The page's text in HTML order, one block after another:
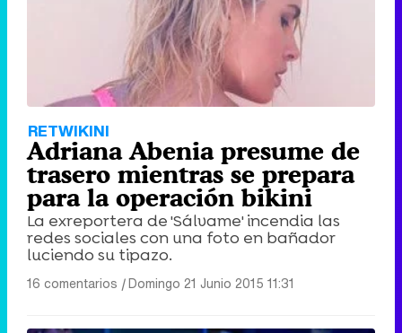
RETWIKINI
Adriana Abenia presume de
trasero mientras se prepara
para la operación bikini
La exreportera de 'Sálvame' incendia las
redes sociales con una foto en bañador
luciendo su tipazo.
16 comentarios |Domingo 21 Junio 2015 11:31